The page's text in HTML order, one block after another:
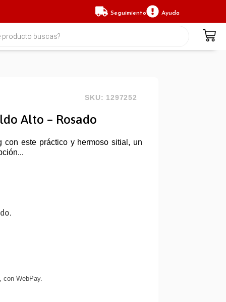
Seguimiento Ayuda
SKU: 1297252
Alto – Rosado
este práctico y hermoso sitial, un
con WebPay.